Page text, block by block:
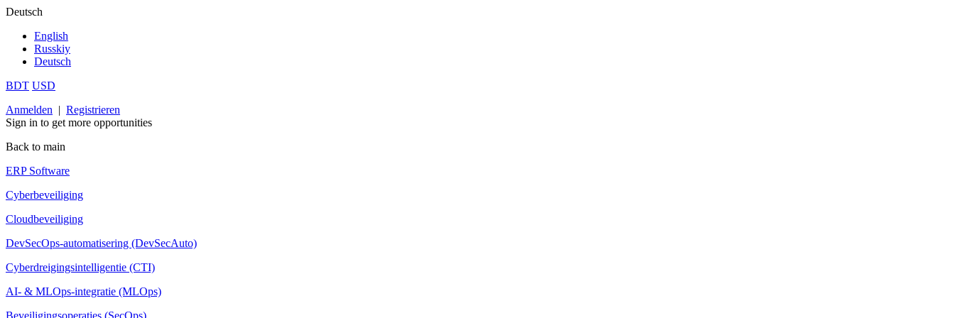
Deutsch
English
Russkiy
Deutsch
BDT USD
Anmelden | Registrieren
Sign in to get more opportunities
Back to main
ERP Software
Cyberbeveiliging
Cloudbeveiliging
DevSecOps-automatisering (DevSecAuto)
Cyberdreigingsintelligentie (CTI)
AI- & MLOps-integratie (MLOps)
Beveiligingsoperaties (SecOps)